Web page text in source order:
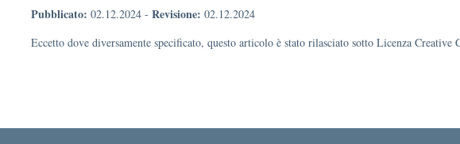
Pubblicato: 02.12.2024 - Revisione: 02.12.2024
Eccetto dove diversamente specificato, questo articolo è stato rilasciato sotto Licenza